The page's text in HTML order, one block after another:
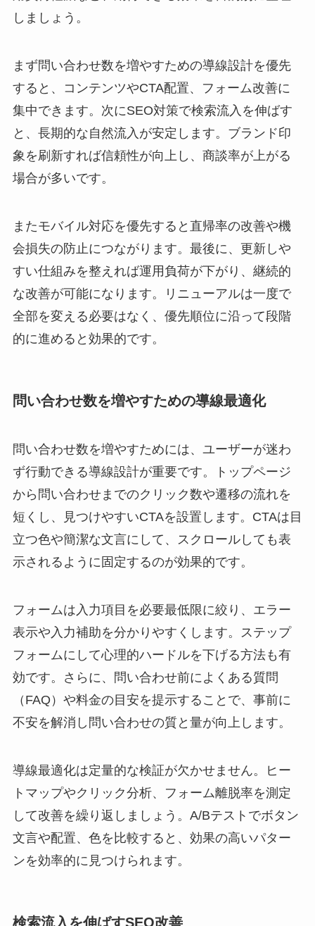
しましょう。
まず問い合わせ数を増やすための導線設計を優先
すると、コンテンツやCTA配置、フォーム改善に
集中できます。次にSEO対策で検索流入を伸ばす
と、長期的な自然流入が安定します。ブランド印
象を刷新すれば信頼性が向上し、商談率が上がる
場合が多いです。
またモバイル対応を優先すると直帰率の改善や機
会損失の防止につながります。最後に、更新しや
すい仕組みを整えれば運用負荷が下がり、継続的
な改善が可能になります。リニューアルは一度で
全部を変える必要はなく、優先順位に沿って段階
的に進めると効果的です。
問い合わせ数を増やすための導線最適化
問い合わせ数を増やすためには、ユーザーが迷わ
ず行動できる導線設計が重要です。トップページ
から問い合わせまでのクリック数や遷移の流れを
短くし、見つけやすいCTAを設置します。CTAは目
立つ色や簡潔な文言にして、スクロールしても表
示されるように固定するのが効果的です。
フォームは入力項目を必要最低限に絞り、エラー
表示や入力補助を分かりやすくします。ステップ
フォームにして心理的ハードルを下げる方法も有
効です。さらに、問い合わせ前によくある質問
（FAQ）や料金の目安を提示することで、事前に
不安を解消し問い合わせの質と量が向上します。
導線最適化は定量的な検証が欠かせません。ヒー
トマップやクリック分析、フォーム離脱率を測定
して改善を繰り返しましょう。A/Bテストでボタン
文言や配置、色を比較すると、効果の高いパター
ンを効率的に見つけられます。
検索流入を伸ばすSEO改善